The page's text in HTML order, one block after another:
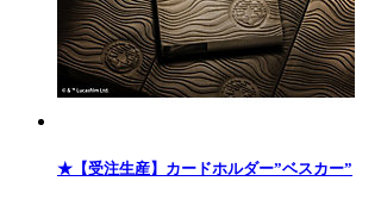
★【受注生産】カードホルダー”ベスカー”